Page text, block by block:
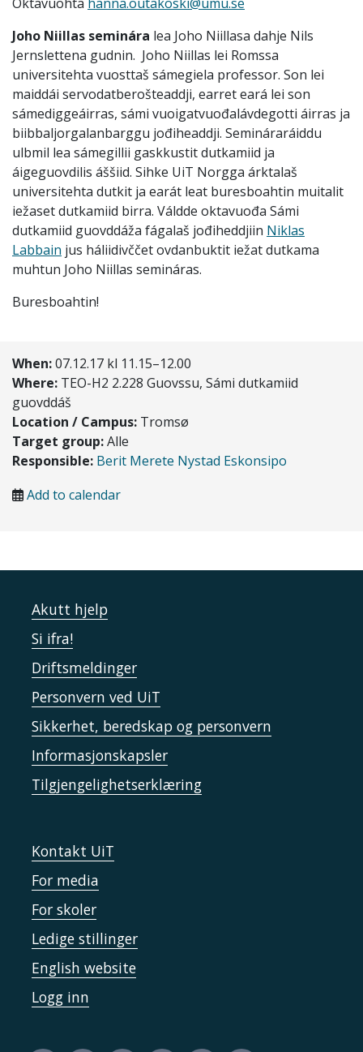
Joho Niillas seminára lea Joho Niillasa dahje Nils
Jernslettena gudnin. Joho Niillas lei Romssa
universitehta vuosttaš sámegiela professor. Son lei
maiddái servodatberošteaddji, earret eará lei son
sámediggeáirras, sámi vuoigatvuođalávdegotti áirras ja
biibbaljorgalanbarggu jođiheaddji. Semináraráiddu
ulbmil lea sámegillii gaskkustit dutkamiid ja
áigeguovdilis áššiid. Sihke UiT Norgga árktalaš
universitehta dutkit ja earát leat buresboahtin muitalit
iežaset dutkamiid birra. Váldde oktavuođa Sámi
dutkamiid guovddáža fágalaš jođiheddjiin Niklas
Labbain jus háliidivččet ovdanbuktit iežat dutkama
muhtun Joho Niillas semináras.
Buresboahtin!
When:07.12.17 kl 11.15–12.00
Where: TEO-H2 2.228 Guovssu, Sámi dutkamiid
guovddáš
Location / Campus: Tromsø
Target group:Alle
Responsible: Berit Merete Nystad Eskonsipo
Add to calendar
Akutt hjelp
Si ifra!
Driftsmeldinger
Personvern ved UiT
Sikkerhet, beredskap og personvern
Informasjonskapsler
Tilgjengelighetserklæring
Kontakt UiT
For media
For skoler
Ledige stillinger
English website
Logg inn